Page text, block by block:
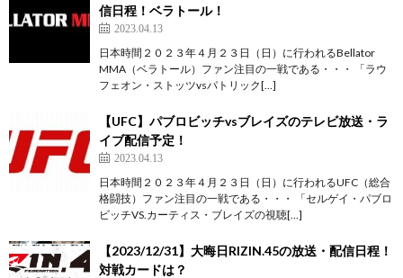
信日程！ベラトール！
2023.04.13
日本時間２０２３年４月２３日（日）に行われるBellator
MMA（ベラトール）ファン注目の一戦である・・・ 「ラウ
フェオン・ストッツvsパトリック[…]
【UFC】パブロビッチvsブレイズのテレビ放送・ラ
イブ配信予定！
2023.04.13
日本時間２０２３年４月２３日（日）に行われるUFC（総合
格闘技）ファン注目の一戦である・・・ 「セルゲイ・パブロ
ビッチVS.カーティス・ブレイズの視聴[…]
【2023/12/31】大晦日RIZIN.45の放送・配信日程！
対戦カードは？